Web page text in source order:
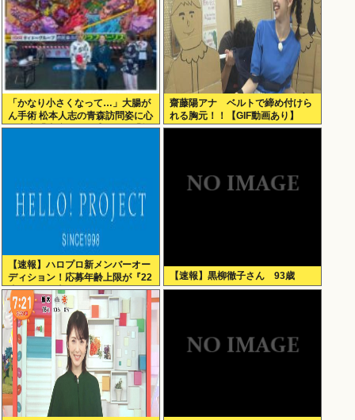
「かなり小さくなって…」大腸が
ん手術 松本人志の青森訪問姿に心
配の声「脂肪のない感じが」「無
齋藤陽アナ ベルトで締め付けら
れる胸元！！【GIF動画あり】
【速報】ハロプロ新メンバーオー
ディション！応募年齢上限が『22
歳』に引き上げられる
【速報】黒柳徹子さん 93歳